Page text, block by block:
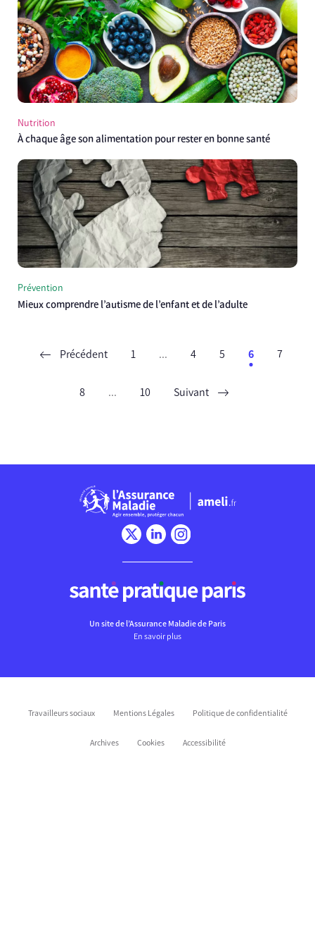
Nutrition
À chaque âge son alimentation pour rester en bonne santé
Prévention
Mieux comprendre l’autisme de l’enfant et de l’adulte
Précédent 1 ... 4 5 6 7
8 ... 10 Suivant
Un site de l’Assurance Maladie de Paris
En savoir plus
Travailleurs sociaux Mentions Légales Politique de confidentialité
Archives Cookies Accessibilité